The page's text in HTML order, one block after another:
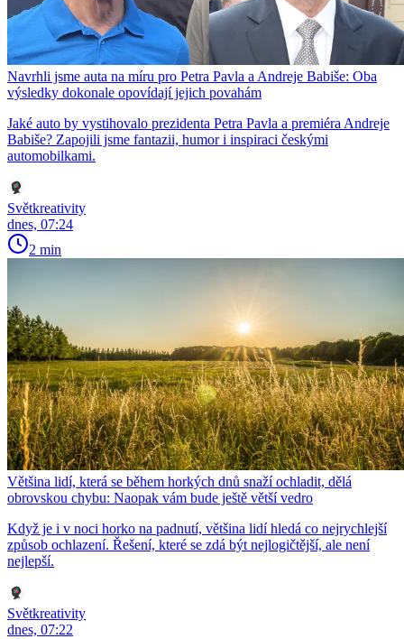
Navrhli jsme auta na míru pro Petra Pavla a Andreje Babiše: Oba
výsledky dokonale opovídají jejich povahám
Jaké auto by vystihovalo prezidenta Petra Pavla a premiéra Andreje
Babiše? Zapojili jsme fantazii, humor i inspiraci českými
automobilkami.
Světkreativity
dnes, 07:24
2 min
Většina lidí, která se během horkých dnů snaží ochladit, dělá
obrovskou chybu: Naopak vám bude ještě větší vedro
Když je i v noci horko na padnutí, většina lidí hledá co nejrychlejší
způsob ochlazení. Řešení, které se zdá být nejlogičtější, ale není
nejlepší.
Světkreativity
dnes, 07:22